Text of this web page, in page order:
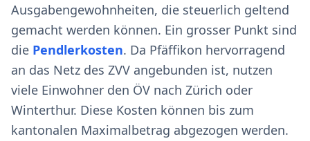
Ausgabengewohnheiten, die steuerlich geltend
gemacht werden können. Ein grosser Punkt sind
die Pendlerkosten. Da Pfäffikon hervorragend
an das Netz des ZVV angebunden ist, nutzen
viele Einwohner den ÖV nach Zürich oder
Winterthur. Diese Kosten können bis zum
kantonalen Maximalbetrag abgezogen werden.